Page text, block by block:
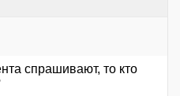
спрашивают, то кто